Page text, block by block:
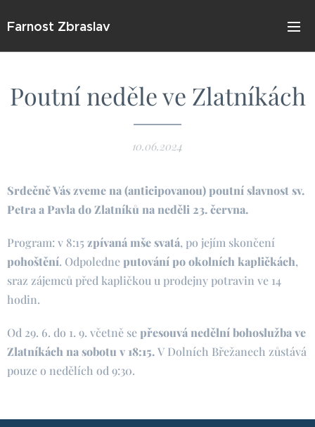
Farnost Zbraslav
Poutní neděle ve Zlatníkách
10.06.2024
Srdečně Vás zveme na (anticipovanou) poutní slavnost sv.
Petra a Pavla do Zlatníků na neděli 23. června.
Program: v 8:15zpívaná mše svatá, po jejím skončení
pohoštění. Odpoledne putování po okolních kapličkách,
sraz zájemců před kapličkou u prodejny potravin ve 14
hodin.
Od 29. 6. do 1. 9. včetně se přesouvá nedělní bohoslužba ve
Zlatníkách na sobotu v 18:15.V Dolních Břežanech zůstává
pouze o nedělích od 9:30.